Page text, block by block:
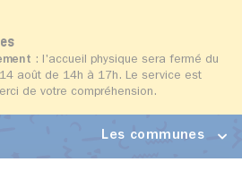
: l'accueil physique sera fermé du
août de 14h à 17h. Le service est
de votre compréhension.
Les communes